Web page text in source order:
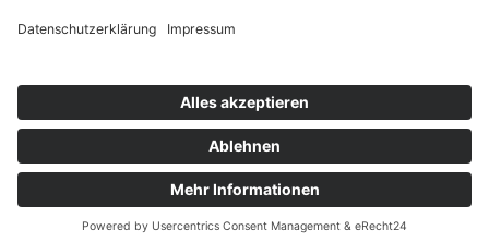
SOZIALE MEDIEN
Impressum Datenschutzerklärung